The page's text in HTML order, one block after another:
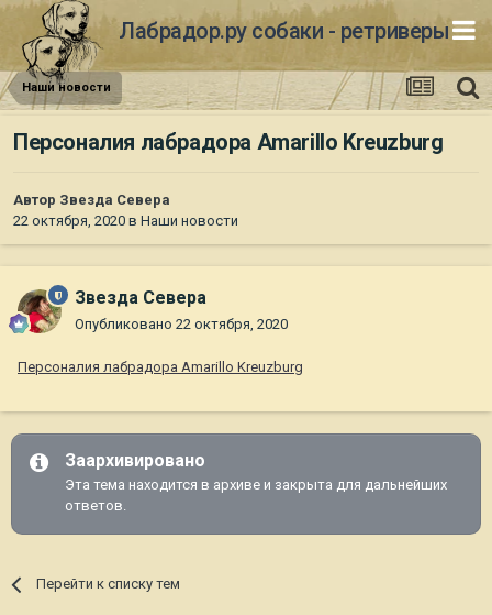
Лабрадор.ру собаки - ретриверы
Наши новости
Персоналия лабрадора Amarillo Kreuzburg
Автор Звезда Севера
22 октября, 2020 в Наши новости
Звезда Севера
Опубликовано 22 октября, 2020
Персоналия лабрадора Amarillo Kreuzburg
Заархивировано
Эта тема находится в архиве и закрыта для дальнейших
ответов.
Перейти к списку тем